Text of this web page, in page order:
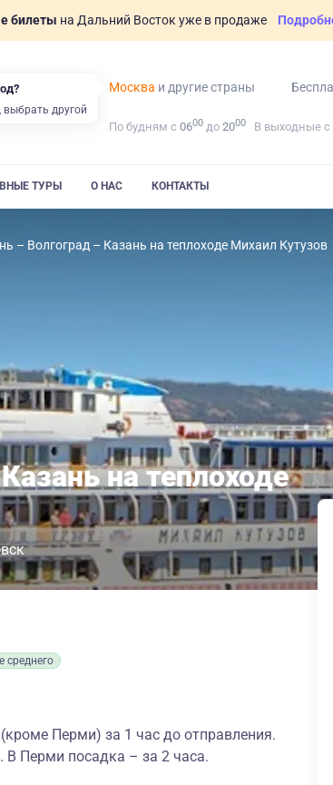
билеты на Дальний Восток уже в продаже
Москва и другие страны
По будням с 0600 до 2000 В выходные с
ТУРЫ О НАС КОНТАКТЫ
– Волгоград – Казань на теплоходе Михаил Кутузов
на теплоходе
среднего
Перми) за 1 час до отправления.
В Перми посадка – за 2 часа.
выбрать другой